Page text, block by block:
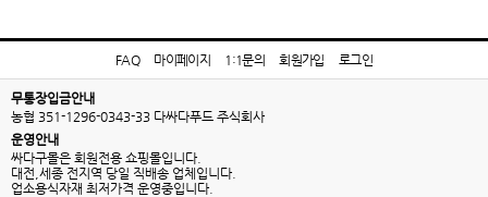
FAQ 마이페이지 1:1문의 회원가입 로그인
무통장입금안내
농협 351-1296-0343-33 다싸다푸드 주식회사
운영안내
싸다구몰은 회원전용 쇼핑몰입니다.
대전,세종 전지역 당일 직배송 업체입니다.
업소용식자재 최저가격 운영중입니다.